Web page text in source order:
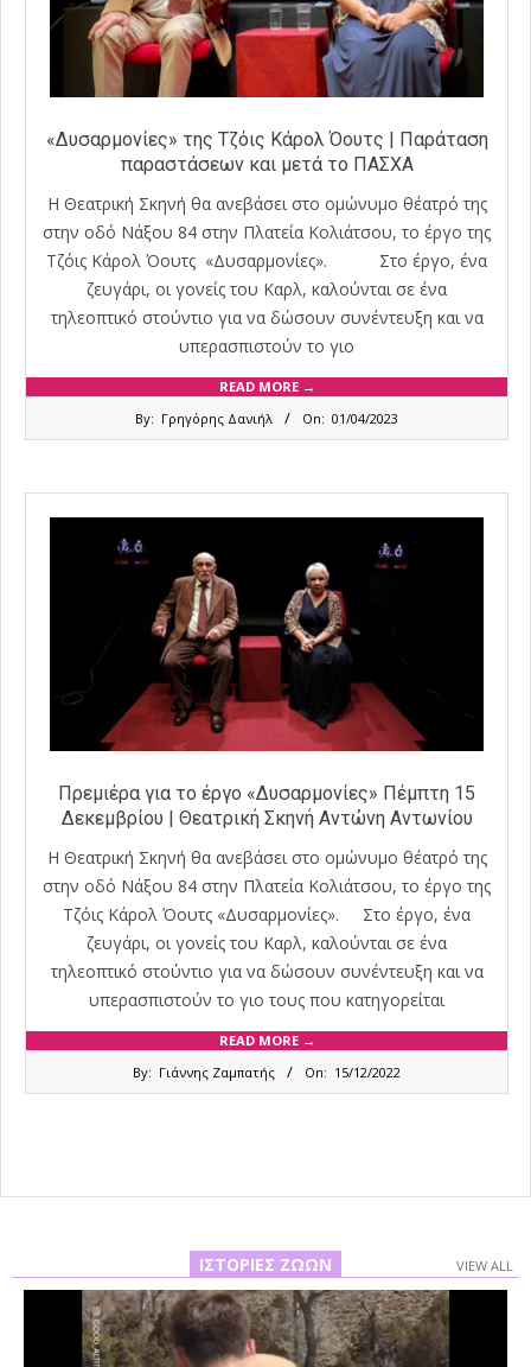
«Δυσαρμονίες» της Τζόις Κάρολ Όουτς | Παράταση
παραστάσεων και μετά το ΠΑΣΧΑ
Η Θεατρική Σκηνή θα ανεβάσει στο ομώνυμο θέατρό της
στην οδό Νάξου 84 στην Πλατεία Κολιάτσου, το έργο της
Τζόις Κάρολ Όουτς «Δυσαρμονίες». Στο έργο, ένα
ζευγάρι, οι γονείς του Καρλ, καλούνται σε ένα
τηλεοπτικό στούντιο για να δώσουν συνέντευξη και να
υπερασπιστούν το γιο
READ MORE →
By: Γρηγόρης Δανιήλ On: 01/04/2023
Πρεμιέρα για το έργο «Δυσαρμονίες» Πέμπτη 15
Δεκεμβρίου | Θεατρική Σκηνή Αντώνη Αντωνίου
Η Θεατρική Σκηνή θα ανεβάσει στο ομώνυμο θέατρό της
στην οδό Νάξου 84 στην Πλατεία Κολιάτσου, το έργο της
Τζόις Κάρολ Όουτς «Δυσαρμονίες». Στο έργο, ένα
ζευγάρι, οι γονείς του Καρλ, καλούνται σε ένα
τηλεοπτικό στούντιο για να δώσουν συνέντευξη και να
υπερασπιστούν το γιο τους που κατηγορείται
READ MORE →
By: Γιάννης Ζαμπατής On: 15/12/2022
ΙΣΤΟΡΊΕΣ ΖΏΩΝ VIEW ALL